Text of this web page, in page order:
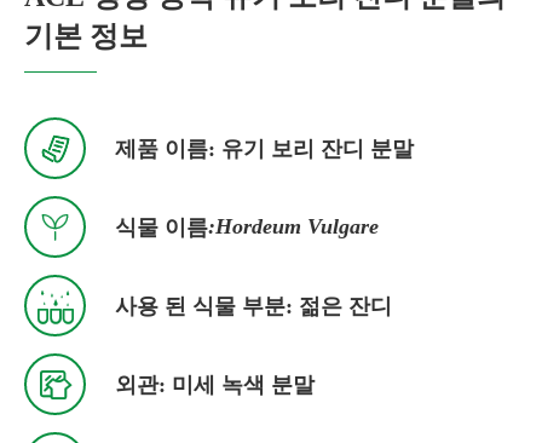
기본 정보
 제품 이름: 유기 보리 잔디 분말
 식물 이름:Hordeum Vulgare
 사용 된 식물 부분: 젊은 잔디
 외관: 미세 녹색 분말